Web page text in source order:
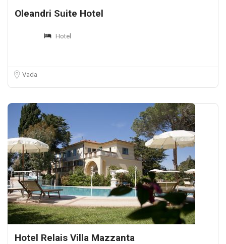
Oleandri Suite Hotel
Hotel
Vada
Hotel Relais Villa Mazzanta